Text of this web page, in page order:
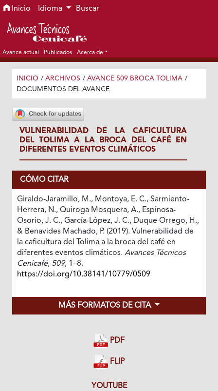
Ir al menú de navegación principal
Ir al contenido principal
Ir al pie de página del sitio
Inicio Idioma Buscar
Avance actual Publicados Acerca de
INICIO / ARCHIVOS / AVANCE 509 BROCA TOLIMA /
DOCUMENTOS DEL AVANCE
VULNERABILIDAD DE LA CAFICULTURA
DEL TOLIMA A LA BROCA DEL CAFÉ EN
DIFERENTES EVENTOS CLIMÁTICOS
CÓMO CITAR
Giraldo-Jaramillo, M., Montoya, E. C., Sarmiento-
Herrera, N., Quiroga Mosquera, A., Espinosa-
Osorio, J. C., García-López, J. C., Duque Orrego, H.,
& Benavides Machado, P. (2019). Vulnerabilidad de
la caficultura del Tolima a la broca del café en
diferentes eventos climáticos. Avances Técnicos
Cenicafé, 509, 1–8.
https://doi.org/10.38141/10779/0509
MÁS FORMATOS DE CITA
PDF
FLIP
YOUTUBE